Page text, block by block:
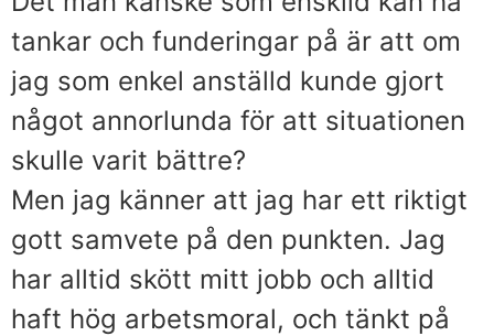
tankar och funderingar på är att om
jag som enkel anställd kunde gjort
något annorlunda för att situationen
skulle varit bättre?
Men jag känner att jag har ett riktigt
gott samvete på den punkten. Jag
har alltid skött mitt jobb och alltid
haft hög arbetsmoral, och tänkt på